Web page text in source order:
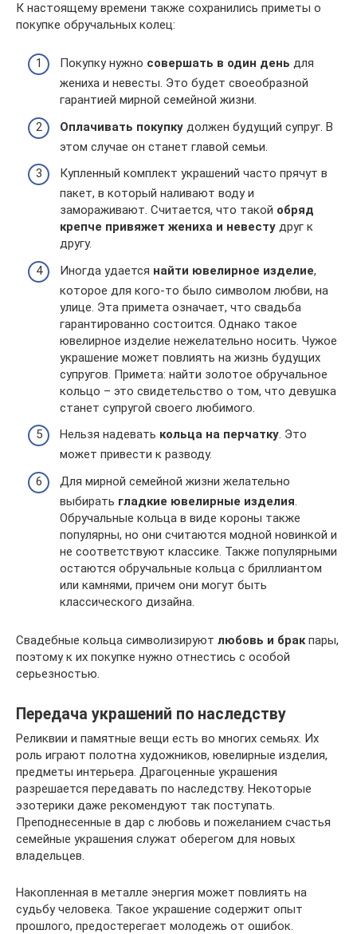
К настоящему времени также сохранились приметы о
покупке обручальных колец:
Покупку нужно совершать в один день для
жениха и невесты. Это будет своеобразной
гарантией мирной семейной жизни.
Оплачивать покупку должен будущий супруг. В
этом случае он станет главой семьи.
Купленный комплект украшений часто прячут в
пакет, в который наливают воду и
замораживают. Считается, что такой обряд
крепче привяжет жениха и невесту друг к
другу.
Иногда удается найти ювелирное изделие,
которое для кого-то было символом любви, на
улице. Эта примета означает, что свадьба
гарантированно состоится. Однако такое
ювелирное изделие нежелательно носить. Чужое
украшение может повлиять на жизнь будущих
супругов. Примета: найти золотое обручальное
кольцо – это свидетельство о том, что девушка
станет супругой своего любимого.
Нельзя надевать кольца на перчатку. Это
может привести к разводу.
Для мирной семейной жизни желательно
выбирать гладкие ювелирные изделия
Обручальные кольца в виде короны также
популярны, но они считаются модной новинкой и
не соответствуют классике. Также популярными
остаются обручальные кольца с бриллиантом
или камнями, причем они могут быть
классического дизайна.
Свадебные кольца символизируют любовь и брак пары,
поэтому к их покупке нужно отнестись с особой
серьезностью.
Передача украшений по наследству
Реликвии и памятные вещи есть во многих семьях. Их
роль играют полотна художников, ювелирные изделия,
предметы интерьера. Драгоценные украшения
разрешается передавать по наследству. Некоторые
эзотерики даже рекомендуют так поступать.
Преподнесенные в дар с любовь и пожеланием счастья
семейные украшения служат оберегом для новых
владельцев.
Накопленная в металле энергия может повлиять на
судьбу человека. Такое украшение содержит опыт
прошлого, предостерегает молодежь от ошибок.